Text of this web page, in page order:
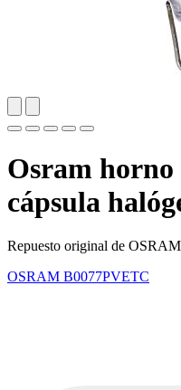
Osram
cápsula
Repuesto original de
OSRAM B0077PVETC